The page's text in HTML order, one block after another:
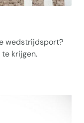
wedstrijdsport?
krijgen.